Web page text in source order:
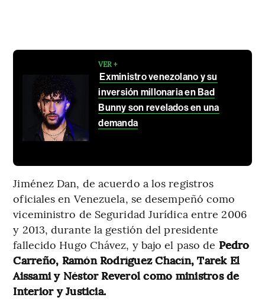
VER +
Exministro venezolano y su
inversión millonaria en Bad
Bunny son revelados en una
demanda
Jiménez Dan, de acuerdo a los registros
oficiales en Venezuela, se desempeñó como
viceministro de Seguridad Jurídica entre 2006
y 2013, durante la gestión del presidente
fallecido Hugo Chávez, y bajo el paso de Pedro
Carreño, Ramón Rodríguez Chacín, Tarek El
Aissami y Néstor Reverol como ministros de
Interior y Justicia.